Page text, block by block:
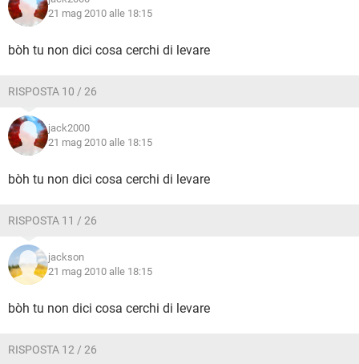
21 mag 2010 alle 18:15
bòh tu non dici cosa cerchi di levare
RISPOSTA 10 / 26
jack2000
21 mag 2010 alle 18:15
bòh tu non dici cosa cerchi di levare
RISPOSTA 11 / 26
jackson
21 mag 2010 alle 18:15
bòh tu non dici cosa cerchi di levare
RISPOSTA 12 / 26